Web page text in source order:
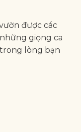
được các
giọng ca
lòng bạn